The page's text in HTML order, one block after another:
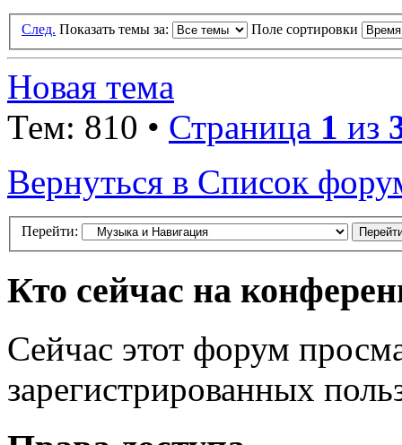
След. Показать темы за: Поле сортировки
Новая тема
Тем: 810 • Страница 1 из
Вернуться в Список
Перейти:
Кто сейчас на
Сейчас этот форум
зарегистрированных